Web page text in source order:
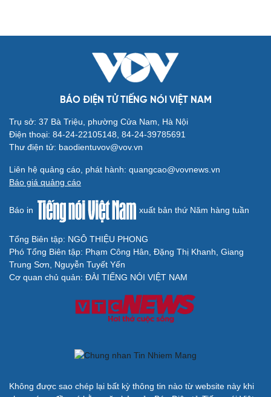
BÁO ĐIỆN TỬ TIẾNG NÓI VIỆT NAM
Trụ sở: 37 Bà Triệu, phường Cửa Nam, Hà Nội
Điện thoại: 84-24-22105148, 84-24-39785691
Thư điện tử: baodientuvov@vov.vn
Liên hệ quảng cáo, phát hành: quangcao@vovnews.vn
Báo giá quảng cáo
Báo in xuất bản thứ Năm hàng tuần
Tổng Biên tập: NGÔ THIỆU PHONG
Phó Tổng Biên tập: Phạm Công Hân, Đặng Thị Khanh, Giang
Trung Sơn, Nguyễn Tuyết Yến
Cơ quan chủ quản: ĐÀI TIẾNG NÓI VIỆT NAM
Không được sao chép lại bất kỳ thông tin nào từ website này khi